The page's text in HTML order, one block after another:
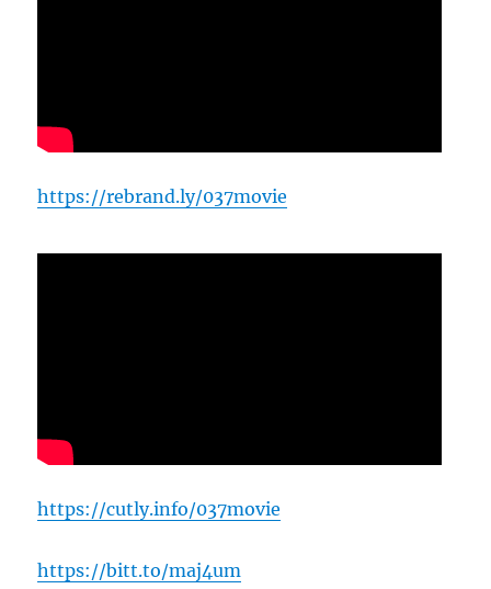
https://rebrand.ly/037movie
https://cutly.info/037movie
https://bitt.to/maj4um